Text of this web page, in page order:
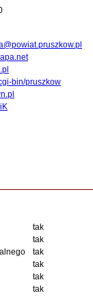
bin/pruszkow
tak
tak
tak
tak
tak
tak